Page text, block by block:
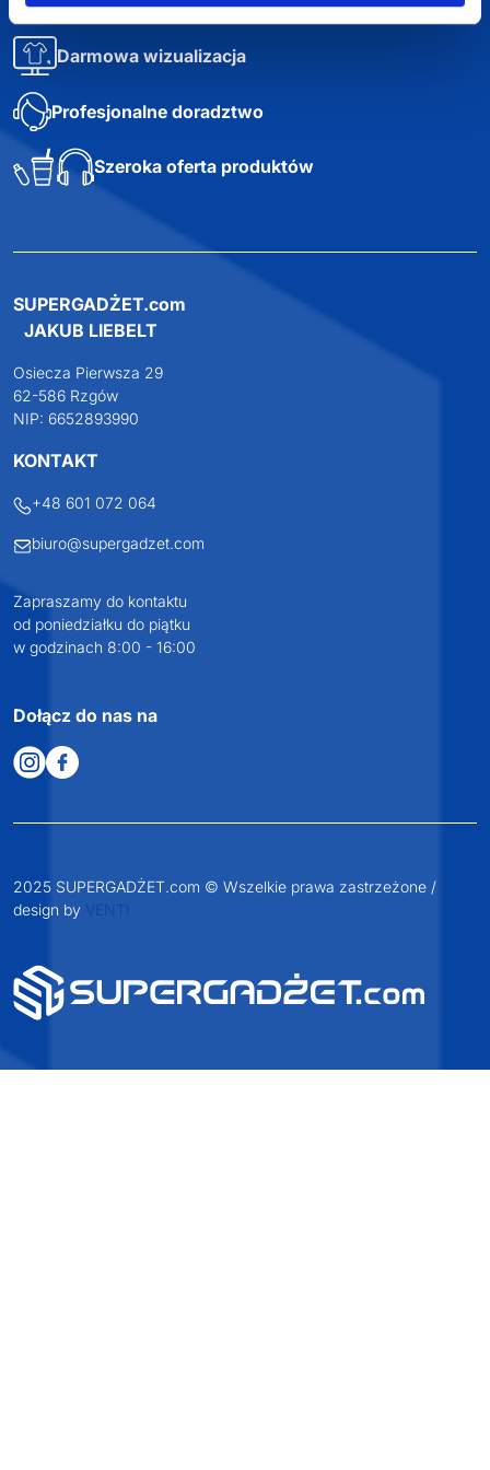
Profesjonalne doradztwo
Szeroka oferta produktów
JAKUB LIEBELT
Osiecza Pierwsza 29
NIP: 6652893990
KONTAKT
+48 601 072 064
Zapraszamy do kontaktu
Dołącz do nas na